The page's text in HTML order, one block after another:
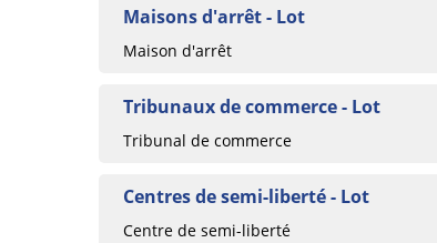
Maisons d'arrêt - Lot
Maison d'arrêt
Tribunaux de commerce - Lot
Tribunal de commerce
Centres de semi-liberté - Lot
Centre de semi-liberté